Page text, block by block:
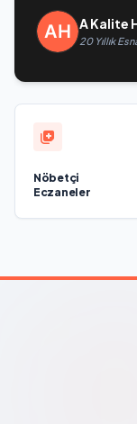
A Kalite
20 Yıllık
Nöbetçi
Eczaneler